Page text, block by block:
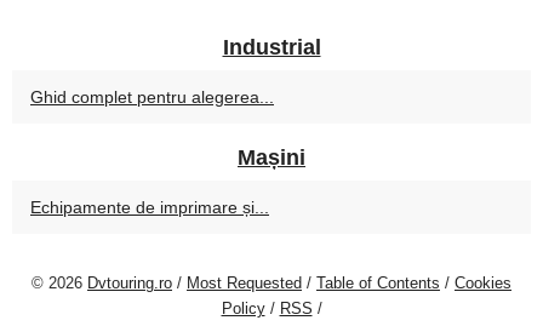
Industrial
Ghid complet pentru alegerea...
Mașini
Echipamente de imprimare și...
© 2026 Dvtouring.ro / Most Requested / Table of Contents / Cookies
Policy/ RSS /